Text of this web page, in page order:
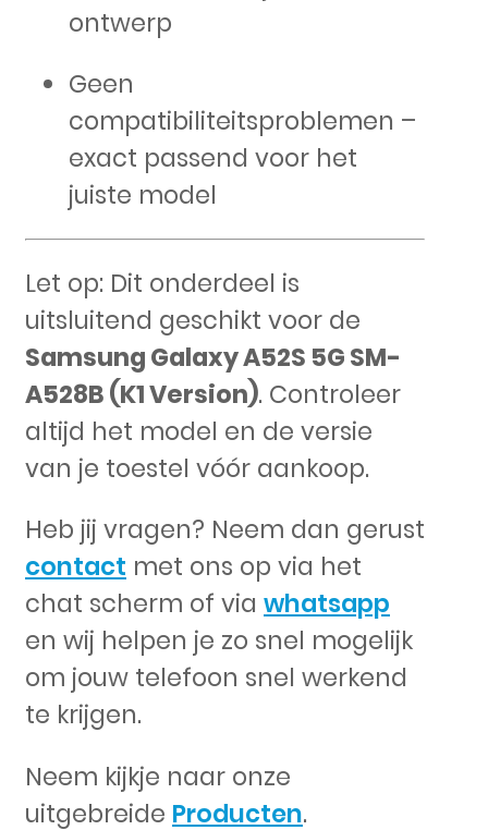
ontwerp
Geen
compatibiliteitsproblemen –
exact passend voor het
juiste model
Let op: Dit onderdeel is
uitsluitend geschikt voor de
Samsung Galaxy A52S 5G SM-
A528B (K1 Version). Controleer
altijd het model en de versie
van je toestel vóór aankoop.
Heb jij vragen? Neem dan gerust
contact met ons op via het
chat scherm of via whatsapp
en wij helpen je zo snel mogelijk
om jouw telefoon snel werkend
te krijgen.
Neem kijkje naar onze
uitgebreide Producten.